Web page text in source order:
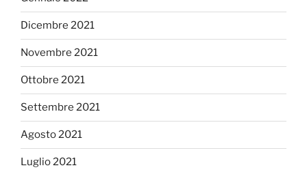
Dicembre 2021
Novembre 2021
Ottobre 2021
Settembre 2021
Agosto 2021
Luglio 2021